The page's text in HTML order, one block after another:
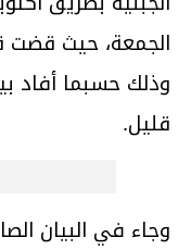
وذلك حسبما أفاد
قليل.
وجاء في البيان